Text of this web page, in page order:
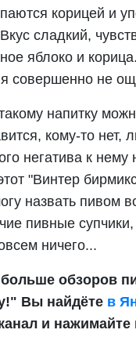
корицей и
сладкий,
яблоко и
совершенно не
напитку
кому-то нет,
негатива к нему
"Винтер
назвать пивом
пивные
ничего...
обзоров
Вы найдёте в
и нажимайте